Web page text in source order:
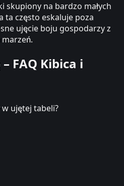
skupiony na bardzo małych
ta często eskaluje poza
ujęcie boju gospodarzy z
FAQ Kibica i
ujętej tabeli?